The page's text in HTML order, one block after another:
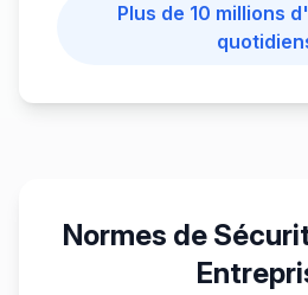
Plus de 10 millions
Normes de